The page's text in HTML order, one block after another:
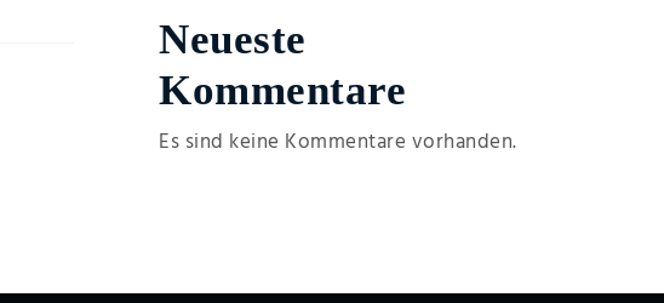
Neueste
Kommentare
Es sind keine Kommentare vorhanden.